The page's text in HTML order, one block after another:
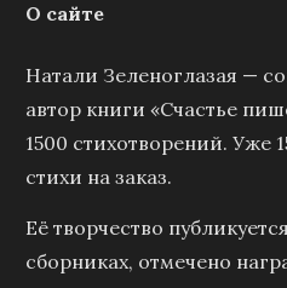
О сайте
Натали Зеленоглазая —
автор книги «Счастье
1500 стихотворений. Уже
стихи на заказ.
Её творчество
сборниках, отмечено